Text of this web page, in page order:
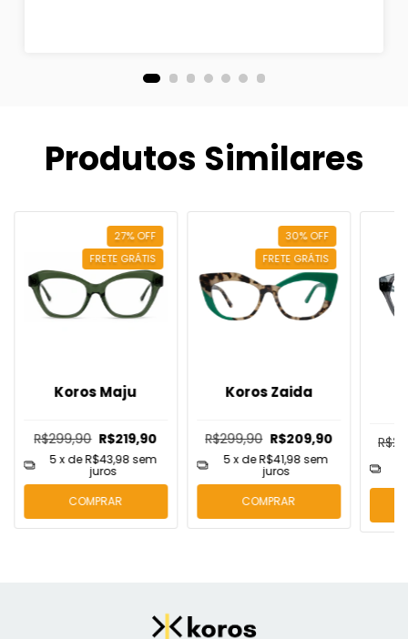
Produtos Similares
27%OFF
FRETE GRÁTIS
Koros Maju
R$299,90 R$219,90
5x deR$43,98 sem
juros
COMPRAR
30%OFF
FRETE GRÁTIS
Koros Zaida
R$299,90 R$209,90
5 x deR$41,98 sem
juros
COMPRAR